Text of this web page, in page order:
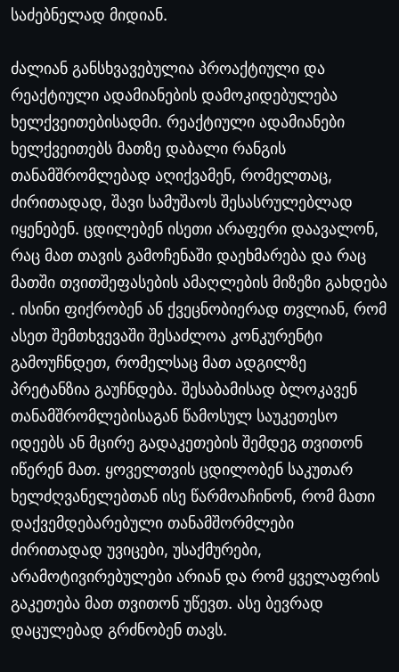
საძებნელად მიდიან.
ძალიან განსხვავებულია პროაქტიული და
რეაქტიული ადამიანების დამოკიდებულება
ხელქვეითებისადმი. რეაქტიული ადამიანები
ხელქვეითებს მათზე დაბალი რანგის
თანამშრომლებად აღიქვამენ, რომელთაც,
ძირითადად, შავი სამუშაოს შესასრულებლად
იყენებენ. ცდილებენ ისეთი არაფერი დაავალონ,
რაც მათ თავის გამოჩენაში დაეხმარება და რაც
მათში თვითშეფასების ამაღლების მიზეზი გახდება
. ისინი ფიქრობენ ან ქვეცნობიერად თვლიან, რომ
ასეთ შემთხვევაში შესაძლოა კონკურენტი
გამოუჩნდეთ, რომელსაც მათ ადგილზე
პრეტანზია გაუჩნდება. შესაბამისად ბლოკავენ
თანამშრომლებისაგან წამოსულ საუკეთესო
იდეებს ან მცირე გადაკეთების შემდეგ თვითონ
იწერენ მათ. ყოველთვის ცდილობენ საკუთარ
ხელძღვანელებთან ისე წარმოაჩინონ, რომ მათი
დაქვემდებარებული თანამშორმლები
ძირითადად უვიცები, უსაქმურები,
არამოტივირებულები არიან და რომ ყველაფრის
გაკეთება მათ თვითონ უწევთ. ასე ბევრად
დაცულებად გრძნობენ თავს.